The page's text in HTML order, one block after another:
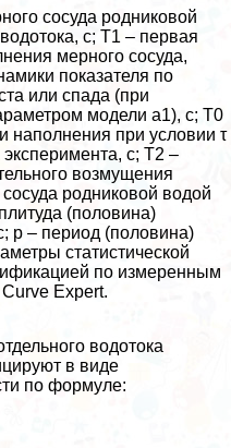
сосуда родниковой
с; T1 – первая
мерного сосуда,
показателя по
или спада (при
модели a1), с; T0
наполнения при условии τ
с; T2 –
возмущения
родниковой водой
(половина)
p – период (половина)
статистической
по измеренным
Expert.
водотока
в виде
по формуле: